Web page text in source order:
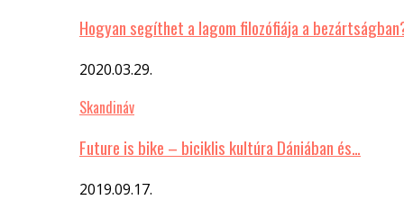
Hogyan segíthet a lagom filozófiája a
2020.03.29.
Skandináv
Future is bike – biciklis kultúra Dániában és…
2019.09.17.